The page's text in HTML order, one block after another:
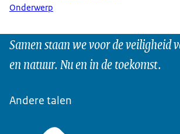
Onderwerp
Samen staan we voor de veiligheid
en natuur. Nu en in de toekomst.
Andere talen